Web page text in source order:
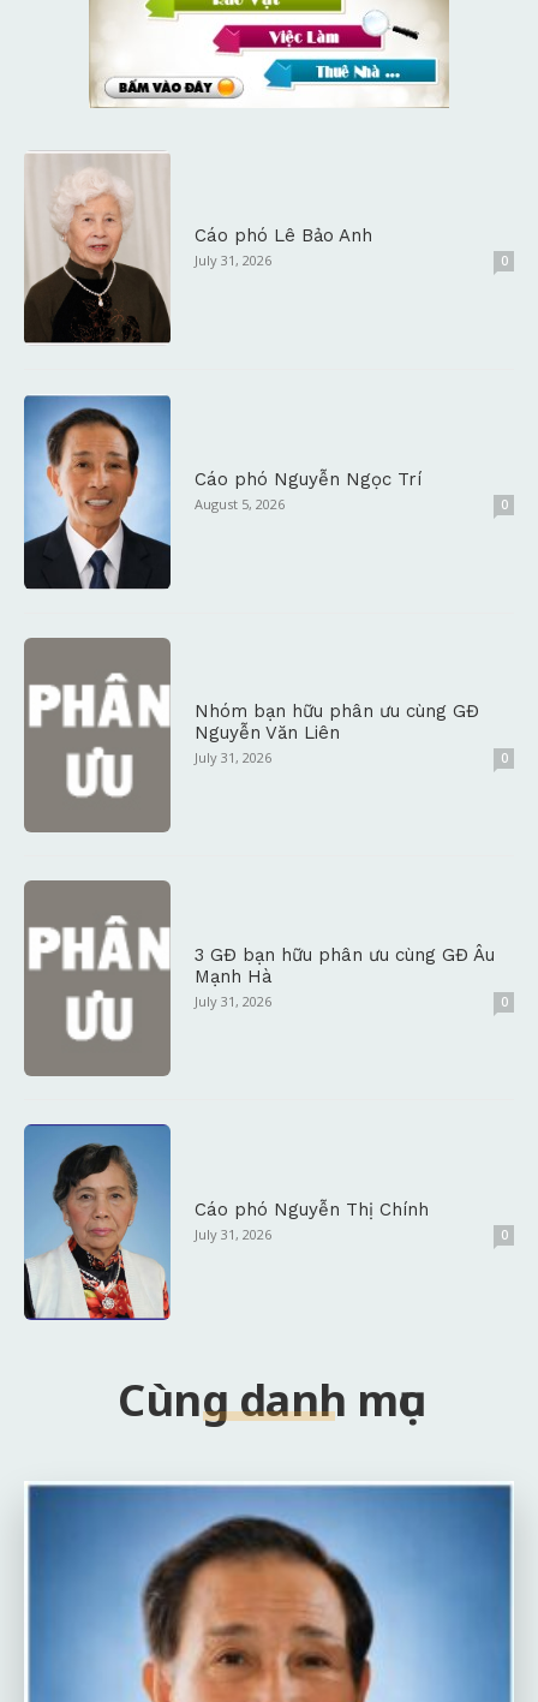
Cáo phó Lê Bảo Anh
July 31, 2026 0
Cáo phó Nguyễn Ngọc Trí
August 5, 2026 0
Nhóm bạn hữu phân ưu cùng GĐ
Nguyễn Văn Liên
July 31, 2026 0
3 GĐ bạn hữu phân ưu cùng GĐ Âu
Mạnh Hà
July 31, 2026 0
Cáo phó Nguyễn Thị Chính
July 31, 2026 0
Cùng danh mục